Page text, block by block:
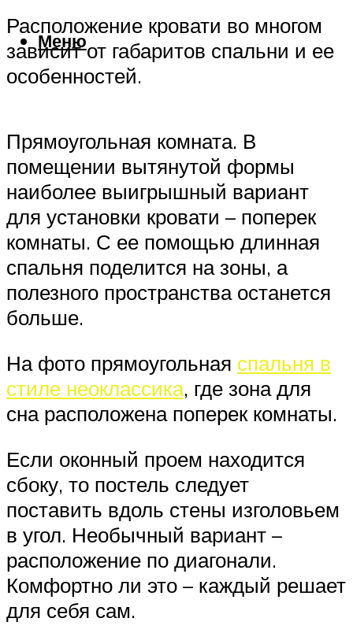
Меню
Расположение кровати во многом
зависит от габаритов спальни и ее
особенностей.
Прямоугольная комната. В
помещении вытянутой формы
наиболее выигрышный вариант
для установки кровати – поперек
комнаты. С ее помощью длинная
спальня поделится на зоны, а
полезного пространства останется
больше.
На фото прямоугольная спальня в
стиле неоклассика, где зона для
сна расположена поперек комнаты.
Если оконный проем находится
сбоку, то постель следует
поставить вдоль стены изголовьем
в угол. Необычный вариант –
расположение по диагонали.
Комфортно ли это – каждый решает
для себя сам.